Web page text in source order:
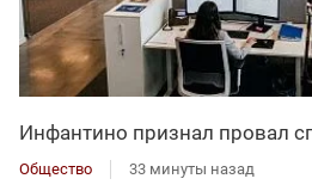
Инфантино признал провал
Общество 33 минуты назад